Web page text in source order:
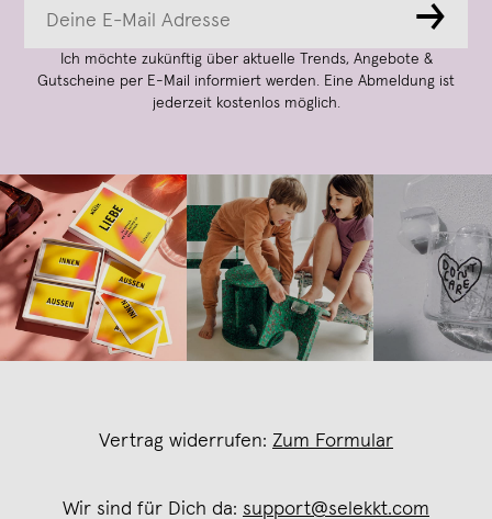
→
Ich möchte zukünftig über aktuelle Trends, Angebote &
Gutscheine per E-Mail informiert werden. Eine Abmeldung ist
jederzeit kostenlos möglich.
Vertrag widerrufen: Zum Formular
Wir sind für Dich da: support@selekkt.com